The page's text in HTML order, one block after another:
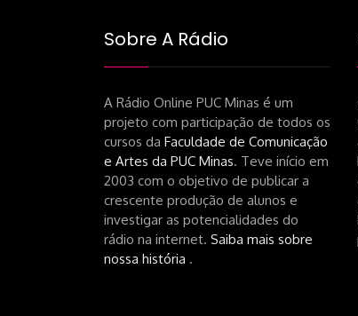
Sobre A Rádio
A Rádio Online PUC Minas é um
projeto com participação de todos os
cursos da Faculdade de Comunicação
e Artes da PUC Minas. Teve início em
2003 com o objetivo de publicar a
crescente produção de alunos e
investigar as potencialidades do
rádio na internet. Saiba mais sobre
nossa história .